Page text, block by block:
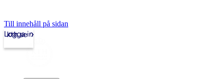
Till innehåll på sidan
kth.se
Logga in